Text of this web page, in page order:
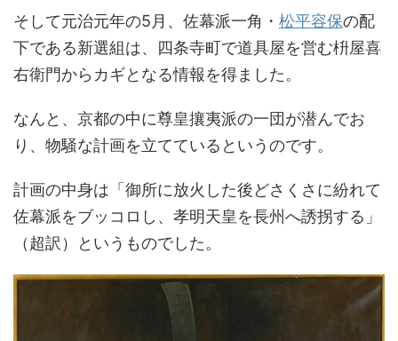
そして元治元年の5月、佐幕派一角・ 松平容保の配
下である新選組は、四条寺町で道具屋を営む枡屋喜
右衛門からカギとなる情報を得ました。
なんと、京都の中に尊皇攘夷派の一団が潜んでお
り、物騒な計画を立てているというのです。
計画の中身は「御所に放火した後どさくさに紛れて
佐幕派をブッコロし、孝明天皇を長州へ誘拐する」
（超訳）というものでした。